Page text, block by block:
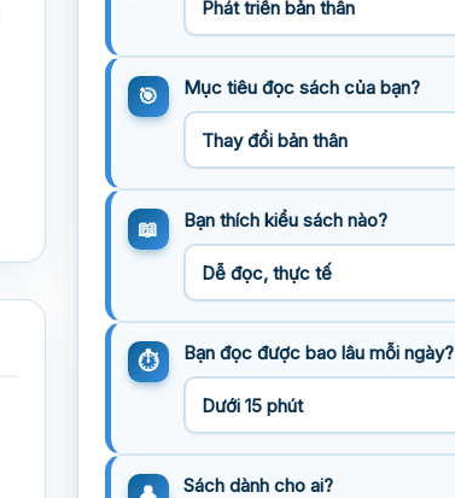
Mục tiêu đọc sách của bạn?
Bạn thích kiểu sách nào?
Bạn đọc được bao lâu mỗi ngày?
Sách dành cho ai?